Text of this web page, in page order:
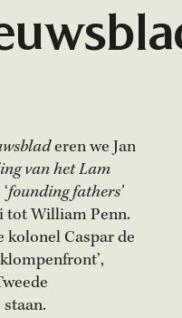
eren we Jan
van het Lam
founding fathers’
tot William Penn.
kolonel Caspar de